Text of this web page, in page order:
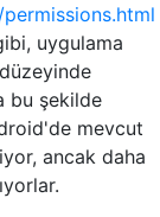
uygulama
bu şekilde
mevcut
ancak daha